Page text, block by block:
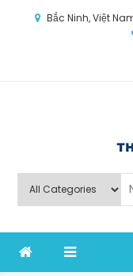
Bắc Ninh, Việt
Thế Giới